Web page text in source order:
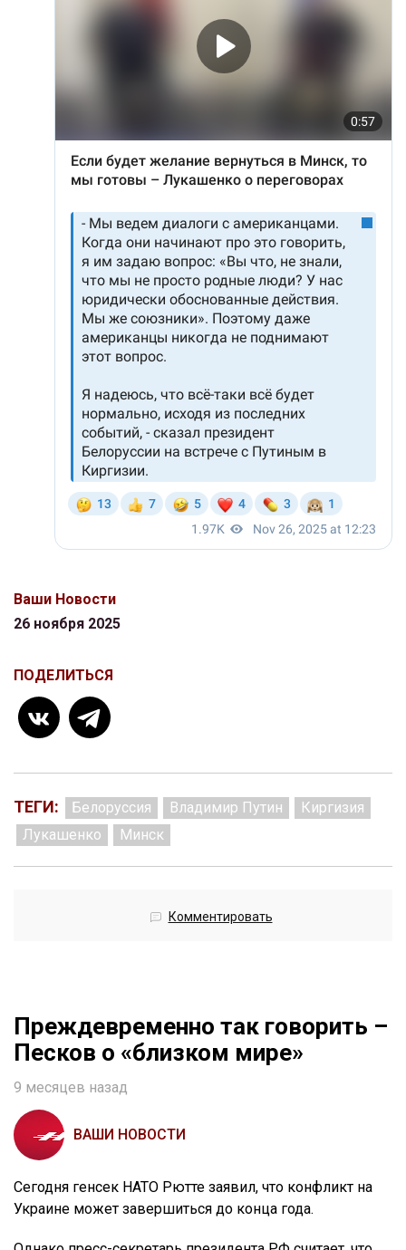
Ваши Новости
26 ноября 2025
ПОДЕЛИТЬСЯ
ТЕГИ: Белоруссия Владимир Путин
Киргизия
Лукашенко
Минск
Комментировать
Преждевременно так говорить –
Песков о «близком мире»
9 месяцев назад
ВАШИ НОВОСТИ
Сегодня генсек НАТО Рютте заявил, что конфликт на
Украине может завершиться до конца года.